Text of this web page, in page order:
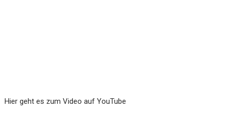
Hier geht es zum Video auf YouTube